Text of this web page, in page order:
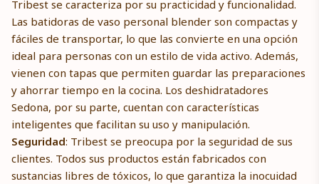
Tribest se caracteriza por su practicidad y funcionalidad.
Las batidoras de vaso personal blender son compactas y
fáciles de transportar, lo que las convierte en una opción
ideal para personas con un estilo de vida activo. Además,
vienen con tapas que permiten guardar las preparaciones
y ahorrar tiempo en la cocina. Los deshidratadores
Sedona, por su parte, cuentan con características
inteligentes que facilitan su uso y manipulación.
Seguridad: Tribest se preocupa por la seguridad de sus
clientes. Todos sus productos están fabricados con
sustancias libres de tóxicos, lo que garantiza la inocuidad